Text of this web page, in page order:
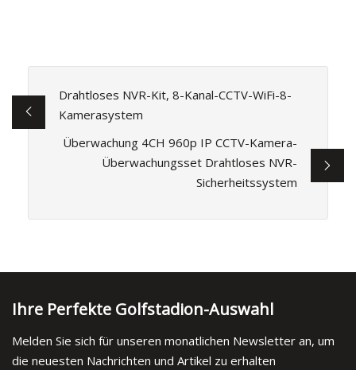
Drahtloses NVR-Kit, 8-Kanal-CCTV-WiFi-8-
Kamerasystem
Überwachung 4CH 960p IP CCTV-Kamera-
Überwachungsset Drahtloses NVR-
Sicherheitssystem
Ihre Perfekte Golfstadion-Auswahl
Melden Sie sich für unseren monatlichen Newsletter an, um
die neuesten Nachrichten und Artikel zu erhalten